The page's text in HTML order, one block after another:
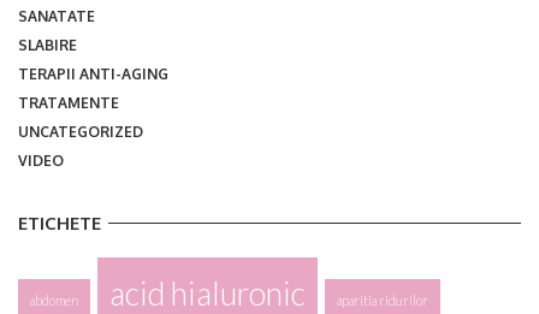
SANATATE
SLABIRE
TERAPII ANTI-AGING
TRATAMENTE
UNCATEGORIZED
VIDEO
ETICHETE
abdomen acid hialuronic aparitia ridurilor